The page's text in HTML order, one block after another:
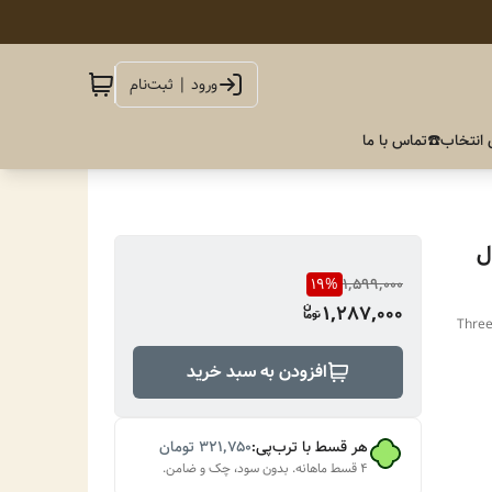
ورود | ثبت‌نام
انتخاب☎️تماس با ما
1,599,000
19%
1,287,000
افزودن به سبد خرید
هر قسط با ترب‌پی:۳۲۱٬۷۵۰ تومان
۴ قسط ماهانه. بدون سود، چک و ضامن.